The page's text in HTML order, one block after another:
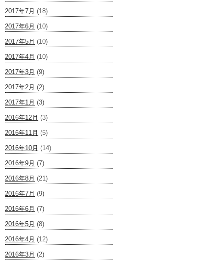
2017年7月 (18)
2017年6月 (10)
2017年5月 (10)
2017年4月 (10)
2017年3月 (9)
2017年2月 (2)
2017年1月 (3)
2016年12月 (3)
2016年11月 (5)
2016年10月 (14)
2016年9月 (7)
2016年8月 (21)
2016年7月 (9)
2016年6月 (7)
2016年5月 (8)
2016年4月 (12)
2016年3月 (2)